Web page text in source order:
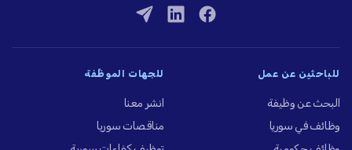
للباحثين عن عمل
البحث عن وظيفة
وظائف في سوريا
للجهات الموظِّفة
انشر معنا
مناقصات سوريا